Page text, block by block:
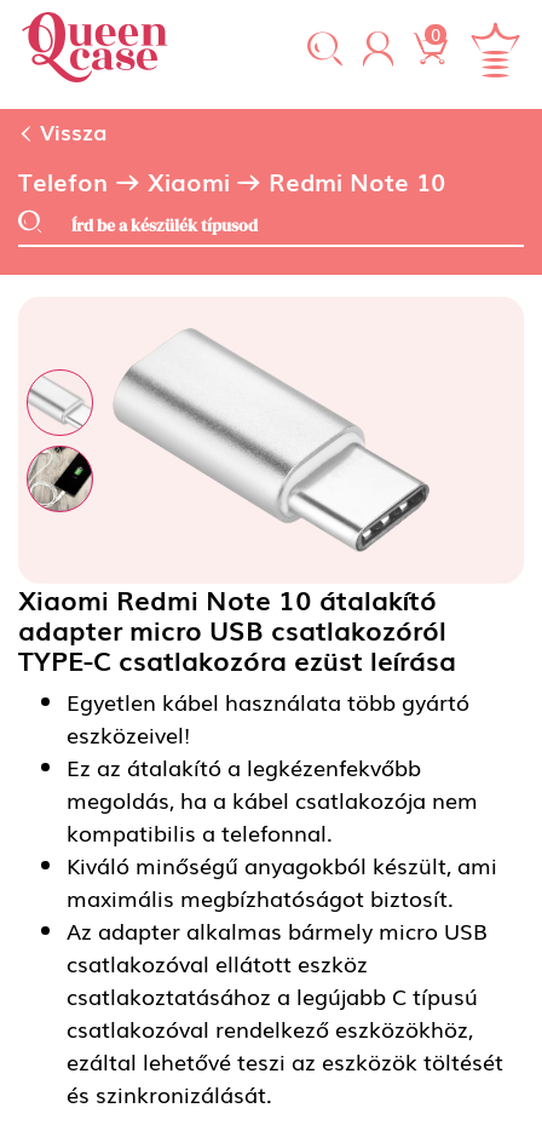
0
Vissza
Telefon Xiaomi Redmi Note 10
Xiaomi Redmi Note 10 átalakító
adapter micro USB csatlakozóról
TYPE-C csatlakozóra ezüst leírása
Egyetlen kábel használata több gyártó
eszközeivel!
Ez az átalakító a legkézenfekvőbb
megoldás, ha a kábel csatlakozója nem
kompatibilis a telefonnal.
Kiváló minőségű anyagokból készült, ami
maximális megbízhatóságot biztosít.
Az adapter alkalmas bármely micro USB
csatlakozóval ellátott eszköz
csatlakoztatásához a legújabb C típusú
csatlakozóval rendelkező eszközökhöz,
ezáltal lehetővé teszi az eszközök töltését
és szinkronizálását.